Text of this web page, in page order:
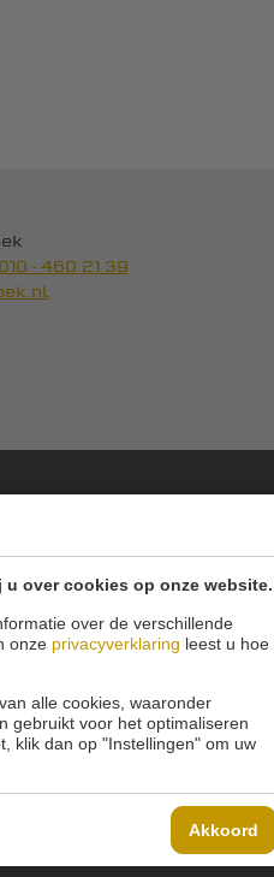
u over cookies op onze website.
over de verschillende
onze privacyverklaring leest u hoe
alle cookies, waaronder
gebruikt voor het optimaliseren
klik dan op "Instellingen" om uw
Akkoord
010 - 460 21 39